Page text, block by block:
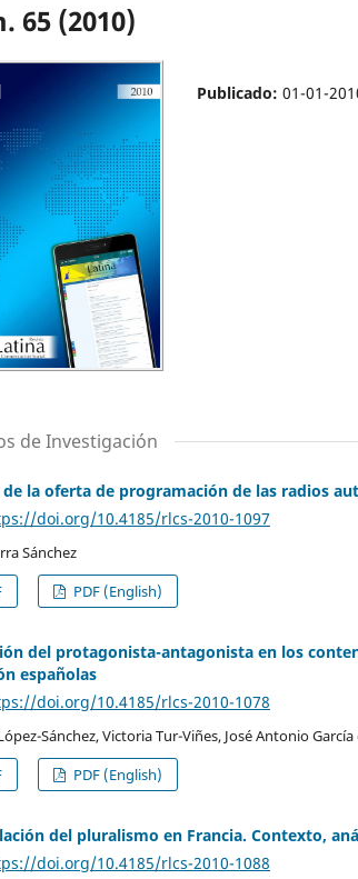
65 (2010)
Publicado: 01-01-
de Investigación
la oferta de programación de las radios
doi.org/10.4185/rlcs-2010-1097
Sánchez
PDF (English)
del protagonista-antagonista en los
españolas
doi.org/10.4185/rlcs-2010-1078
Sánchez, Victoria Tur-Viñes, José Antonio
PDF (English)
del pluralismo en Francia. Contexto,
doi.org/10.4185/rlcs-2010-1088